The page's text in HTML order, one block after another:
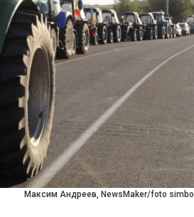
Максим Андреев, NewsMaker/foto simbol